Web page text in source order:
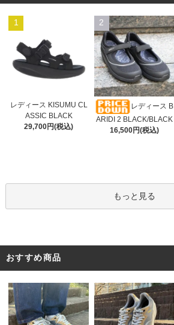
1
レディース KISUMU CL
ASSIC BLACK
29,700円(税込)
2
レディース B
ARIDI 2 BLACK/BLACK
16,500円(税込)
もっと見る
おすすめ商品